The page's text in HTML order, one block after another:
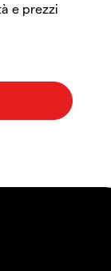
e prezzi